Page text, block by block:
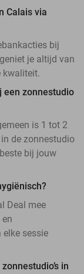
Calais via
bij
je altijd van
kwaliteit.
een zonnestudio
is 1 tot 2
de zonnestudio
bij jouw
Deal mee
sessie
in